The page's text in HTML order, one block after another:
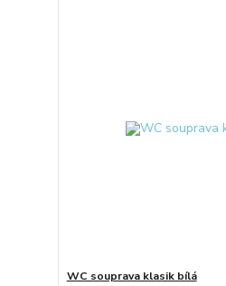
WC souprava klasik bílá